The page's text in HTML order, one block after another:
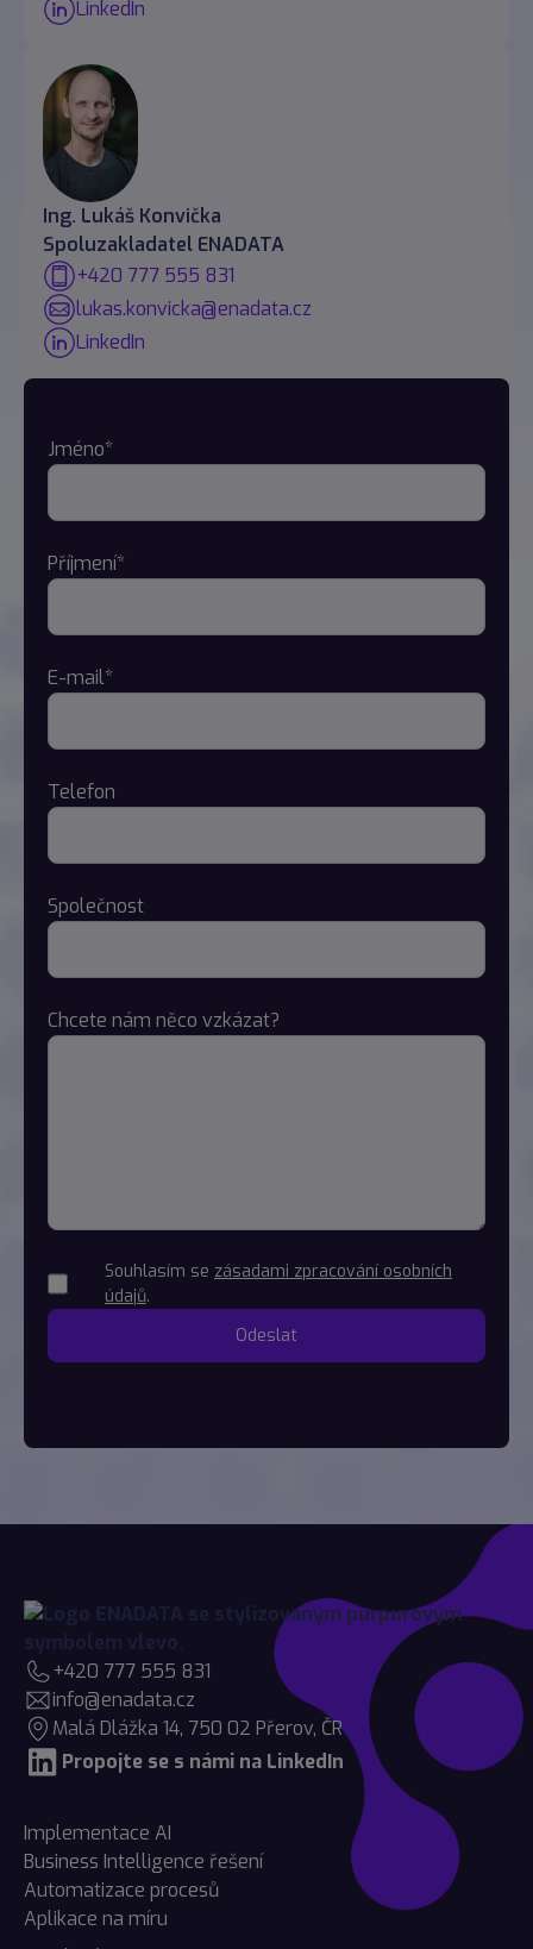
LinkedIn
Ing. Lukáš Konvička
Spoluzakladatel ENADATA
+420 777 555 831
lukas.konvicka@enadata.cz
LinkedIn
Jméno*
Příjmení*
E-mail*
Telefon
Společnost
Chcete nám něco vzkázat?
Souhlasím se zásadami zpracování osobních
údajů.
+420 777 555 831
info@enadata.cz
Malá Dlážka 14, 750 02 Přerov, ČR
Propojte se s námi na LinkedIn
Implementace AI
Business Intelligence řešení
Automatizace procesů
Aplikace na míru